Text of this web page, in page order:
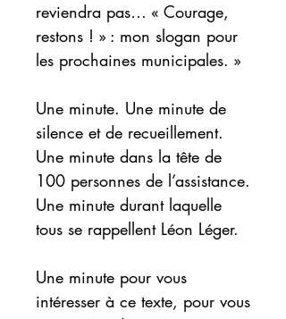
reviendra pas… « Courage,
restons ! » : mon slogan pour
les prochaines municipales. »
Une minute. Une minute de
silence et de recueillement.
Une minute dans la tête de
100 personnes de l’assistance.
Une minute durant laquelle
tous se rappellent Léon Léger.
Une minute pour vous
intéresser à ce texte, pour vous